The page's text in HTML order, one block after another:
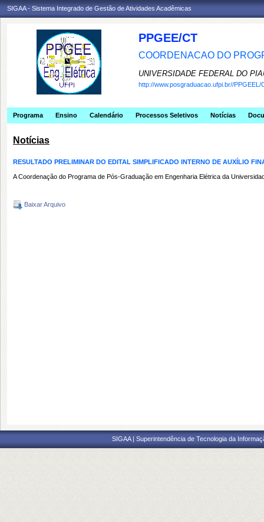
SIGAA - Sistema Integrado de Gestão de Atividades Acadêmicas
PPGEE/CT
COORDENACAO DO
UNIVERSIDADE FEDERAL DO
http://www.posgraduacao.ufpi.br//PPGEEL/
Programa Ensino Calendário Processos Seletivos Notícias
Notícias
RESULTADO PRELIMINAR DO EDITAL SIMPLIFICADO INTERNO DE AUXÍLIO
A Coordenação do Programa de Pós-Graduação em Engenharia Elétrica da
Baixar Arquivo
SIGAA | Superintendência de Tecnologia da